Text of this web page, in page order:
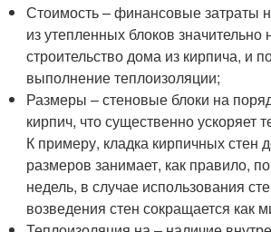
Стоимость – финансовые затраты
из утепленных блоков
строительство дома из кирпича, и
выполнение теплоизоляции;
Размеры – стеновые блоки на
кирпич, что существенно ускоряет
К примеру, кладка кирпичных стен
размеров занимает, как правило,
недель, в случае использования
возведения стен сокращается как